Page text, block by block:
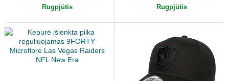
Rugpjūtis
Rugpjūtis